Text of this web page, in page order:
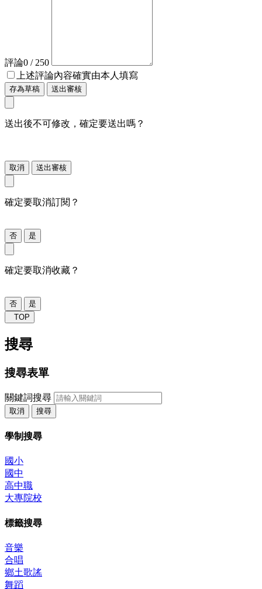
評論0 / 250
上述評論內容確實由本人填寫
存為草稿 送出審核
送出後不可修改，確定要送出嗎？
取消 送出審核
確定要取消訂閱？
否 是
確定要取消收藏？
否
是
TOP
搜尋
搜尋表單
關鍵詞搜尋
取消 搜尋
學制搜尋
國小
國中
高中職
大專院校
標籤搜尋
音樂
合唱
鄉土歌謠
舞蹈